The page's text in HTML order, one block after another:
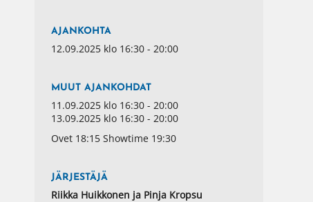
AJANKOHTA
12.09.2025 klo 16:30 - 20:00
MUUT AJANKOHDAT
11.09.2025 klo 16:30 - 20:00
13.09.2025 klo 16:30 - 20:00
Ovet 18:15 Showtime 19:30
JÄRJESTÄJÄ
Riikka Huikkonen ja Pinja Kropsu